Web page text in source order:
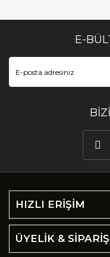
E-
HIZLI ERİŞİM
ÜYELİK & SİPARİŞ